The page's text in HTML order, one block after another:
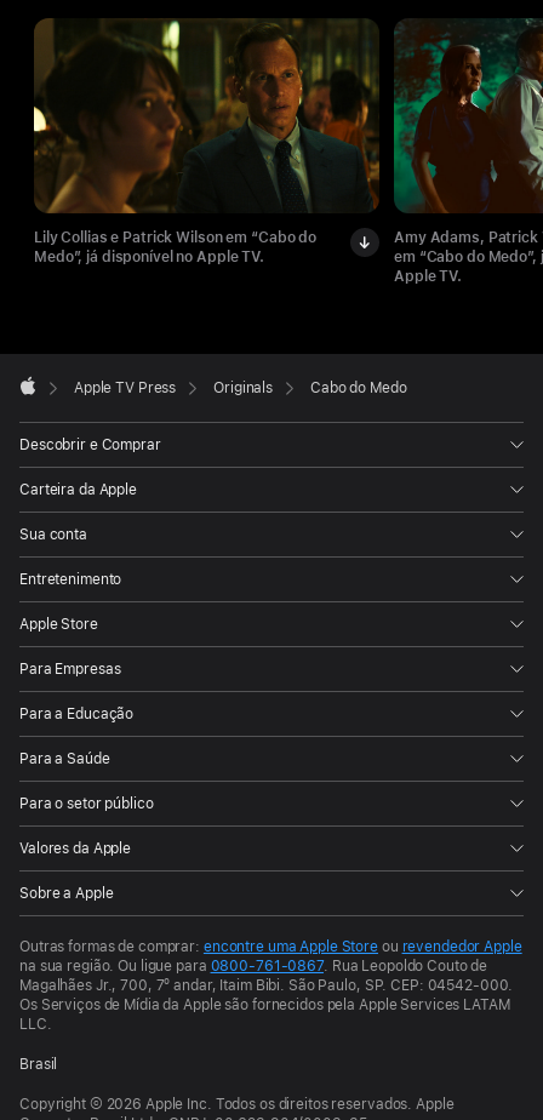
Lily Collias e Patrick Wilson em “Cabo do
Medo”, já disponível no Apple TV.
Amy Adams, Patrick
em “Cabo do
Apple TV.
Footer

Apple TV Press Originals Cabo do Medo
Descobrir e Comprar
Carteira da Apple
Sua conta
Entretenimento
Apple Store
Para Empresas
Para a Educação
Para a Saúde
Para o setor público
Valores da Apple
Sobre a Apple
Outras formas de comprar: encontre uma Apple Store ou revendedor Apple
na sua região.Ou ligue para 0800-761-0867. Rua Leopoldo Couto de
Magalhães Jr., 700, 7º andar, Itaim Bibi. São Paulo, SP. CEP: 04542-000.
Os Serviços de Mídia da Apple são fornecidos pela Apple Services LATAM
LLC.
Brasil
Copyright © 2026 Apple Inc. Todos os direitos reservados. Apple